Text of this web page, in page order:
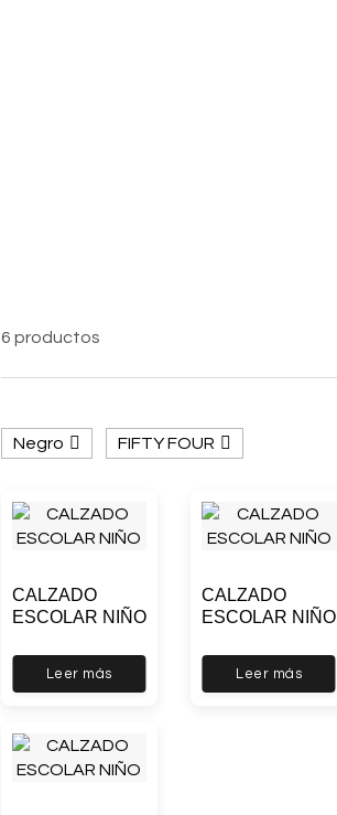
6 productos
Negro FIFTY FOUR
Leer más
CALZADO
ESCOLAR NIÑO
Leer más
CALZADO
ESCOLAR NIÑO